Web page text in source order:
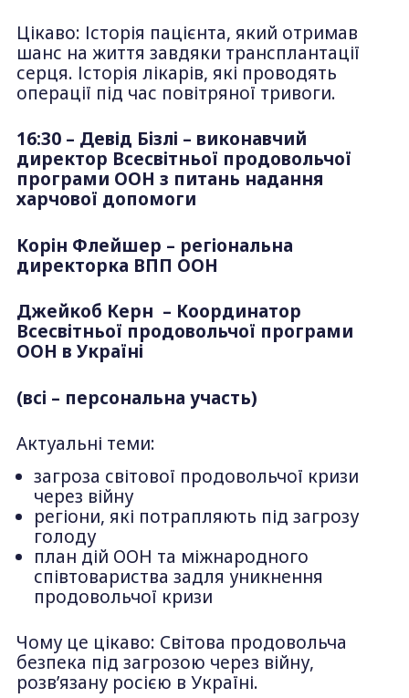
Цікаво: Історія пацієнта, який отримав
шанс на життя завдяки трансплантації
серця. Історія лікарів, які проводять
операції під час повітряної тривоги.
16:30 – Девід Бізлі – виконавчий
директор Всесвітньої продовольчої
програми ООН з питань надання
харчової допомоги
Корін Флейшер – регіональна
директорка ВПП ООН
Джейкоб Керн – Координатор
Всесвітньої продовольчої програми
ООН в Україні
(всі – персональна участь)
Актуальні теми:
загроза світової продовольчої кризи
через війну
регіони, які потрапляють під загрозу
голоду
план дій ООН та міжнародного
співтовариства задля уникнення
продовольчої кризи
Чому це цікаво: Світова продовольча
безпека під загрозою через війну,
розв’язану росією в Україні.